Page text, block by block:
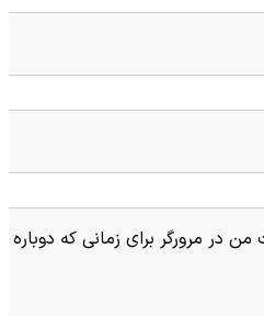
در مرورگر برای زمانی که دوباره